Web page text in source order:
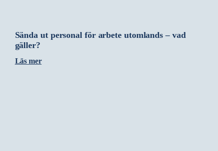
Sända ut personal för arbete utomlands – vad
gäller?
Läs mer